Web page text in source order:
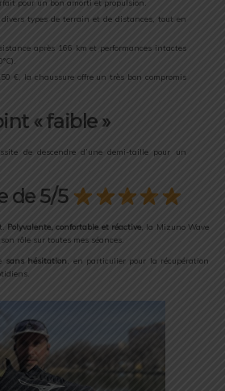
pour un bon amorti et propulsion.
types de terrain et de distances, tout en
après 166 km et performances intactes
€, la chaussure offre un très bon compromis
« faible »
de descendre d’une demi-taille pour un
de 5/5
Polyvalente, confortable et réactive, la Mizuno Wave
rôle sur toutes mes séances.
sans hésitation, en particulier pour la récupération